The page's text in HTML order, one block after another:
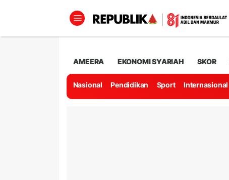
AMEERA EKONOMI SYARIAH SKOR
Nasional Pendidikan Sport Internasional